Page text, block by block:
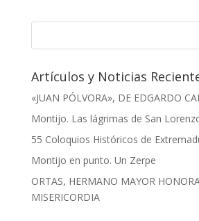
Artículos y Noticias
«JUAN PÓLVORA», DE EDGARDO
Montijo. Las lágrimas de San
55 Coloquios Históricos de
Montijo en punto. Un Zerpe
ORTAS, HERMANO MAYOR
MISERICORDIA